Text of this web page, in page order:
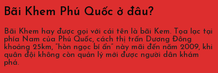
Bãi Khem Phú Quốc ở đâu?
Bãi Khem hay được gọi với cái tên là bãi Kem. Tọa lạc tại
phía Nam của Phú Quốc, cách thị trấn Dương Đông
khoảng 25km, “hòn ngọc bí ẩn” này mãi đến năm 2009, khi
quân đội không còn quản lý mới được người dân khám
phá.